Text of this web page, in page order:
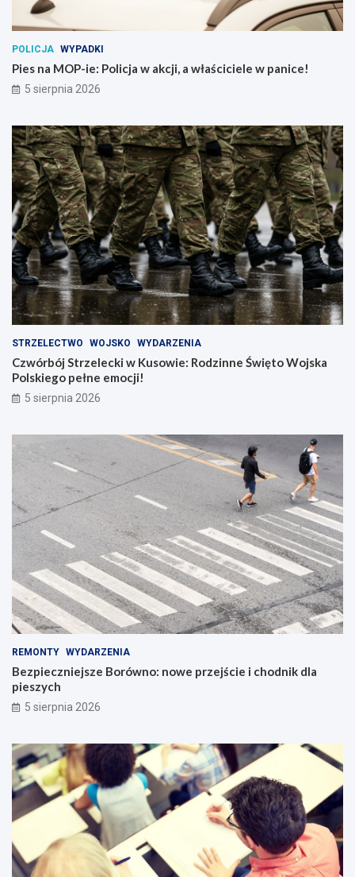
POLICJA WYPADKI
Pies na MOP-ie: Policja w akcji, a właściciele w panice!
5 sierpnia 2026
STRZELECTWO WOJSKO WYDARZENIA
Czwórbój Strzelecki w Kusowie: Rodzinne Święto Wojska
Polskiego pełne emocji!
5 sierpnia 2026
REMONTY WYDARZENIA
Bezpieczniejsze Borówno: nowe przejście i chodnik dla
pieszych
5 sierpnia 2026